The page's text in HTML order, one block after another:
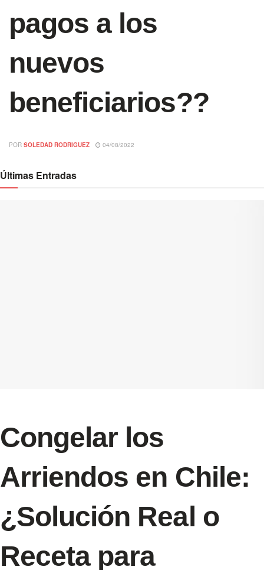
pagos a los
nuevos
beneficiarios??
POR SOLEDAD RODRIGUEZ 04/08/2022
Últimas Entradas
Congelar los
Arriendos en Chile:
¿Solución Real o
Receta para